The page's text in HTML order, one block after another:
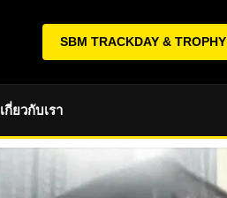
SBM TRACKDAY & TROPHY
เกี่ยวกับเรา